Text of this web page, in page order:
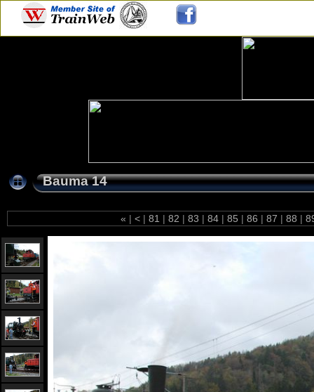
Bauma 14
« | < | 81 | 82 | 83 | 84 | 85 | 86 | 87 | 88 |